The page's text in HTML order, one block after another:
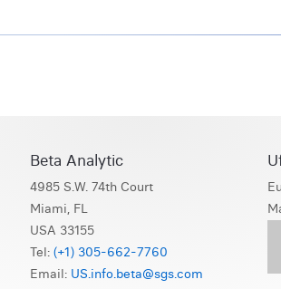
Beta Analytic
4985 S.W. 74th Court
Miami, FL
USA 33155
Tel: (+1) 305-662-7760
Email: US.info.beta@sgs.com